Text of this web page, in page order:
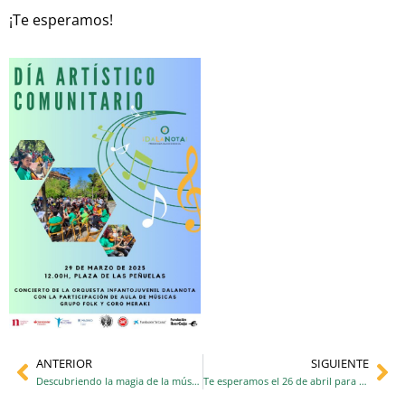
¡Te esperamos!
AntANTERIOR
Descubriendo la magia de la música
SIGUIENTE
Te esperamos el 26 de abril para celebrar nuestros 10 años